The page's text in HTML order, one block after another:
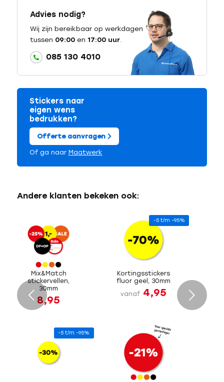
Advies nodig?
Wij zijn bereikbaar op werkdagen
tussen 09:00en 17:00 uur.
085 130 4010
Stickers naar
eigen wens
bedrukken?
Offerte aanvragen
Of ga naar Maatwerk
Andere klanten bekeken ook:
Mix&Match
stickervellen,
30mm
8,95
-5 t/m -95%
Kortingsstickers
fluor geel, 30mm
vanaf 4,95
-5 t/m -95%
Volgende